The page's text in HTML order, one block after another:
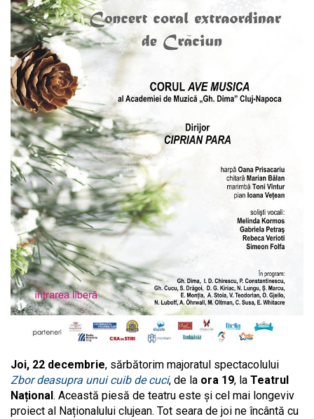
Joi, 22 decembrie, sărbătorim majoratul spectacolului
Zbor deasupra unui cuib de cuci, de la ora 19, la Teatrul
Național . Această piesă de teatru este și cel mai longeviv
proiect al Naționalului clujean. Tot seara de joi ne încântă cu